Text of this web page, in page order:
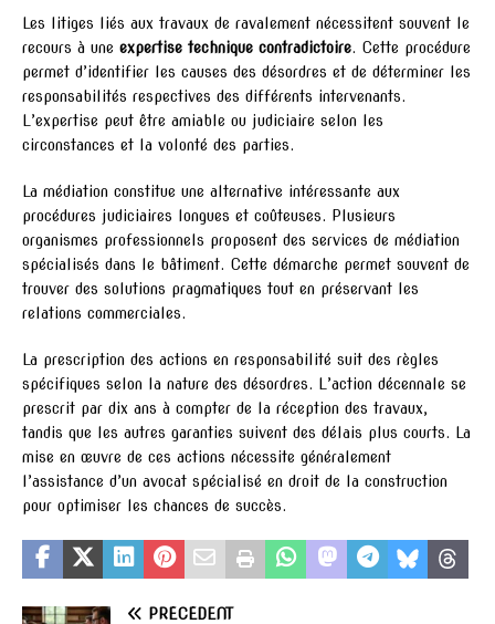
Les litiges liés aux travaux de ravalement nécessitent souvent le
recours à une expertise technique contradictoire. Cette procédure
permet d’identifier les causes des désordres et de déterminer les
responsabilités respectives des différents intervenants.
L’expertise peut être amiable ou judiciaire selon les
circonstances et la volonté des parties.
La médiation constitue une alternative intéressante aux
procédures judiciaires longues et coûteuses. Plusieurs
organismes professionnels proposent des services de médiation
spécialisés dans le bâtiment. Cette démarche permet souvent de
trouver des solutions pragmatiques tout en préservant les
relations commerciales.
La prescription des actions en responsabilité suit des règles
spécifiques selon la nature des désordres. L’action décennale se
prescrit par dix ans à compter de la réception des travaux,
tandis que les autres garanties suivent des délais plus courts. La
mise en œuvre de ces actions nécessite généralement
l’assistance d’un avocat spécialisé en droit de la construction
pour optimiser les chances de succès.
PRÉCÉDENT